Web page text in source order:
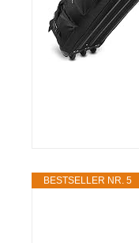
BESTSELLER NR. 5